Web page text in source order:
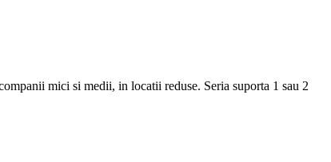
mici si medii, in locatii reduse. Seria suporta 1 sau 2